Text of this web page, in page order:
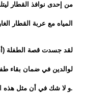
من إحدى نوافذ القطار
المياه مع عربة القطار
لقد جسدت قصة الطفلة
لوالدين في ضمان بقاء
.و لا شك في أن مثل هذه